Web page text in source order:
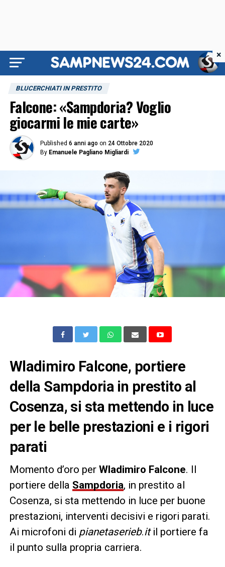
BLUCERCHIATI IN PRESTITO
Falcone: «Sampdoria? Voglio
giocarmi le mie carte»
Published 6 anni ago on 24 Ottobre 2020
By Emanuele Pagliano Migliardi
Wladimiro Falcone, portiere
della Sampdoria in prestito al
Cosenza, si sta mettendo in luce
per le belle prestazioni e i rigori
parati
Momento d’oro per Wladimiro Falcone. Il
portiere della Sampdoria, in prestito al
Cosenza, si sta mettendo in luce per buone
prestazioni, interventi decisivi e rigori parati.
Ai microfoni di pianetaserieb.itil portiere fa
il punto sulla propria carriera.
×